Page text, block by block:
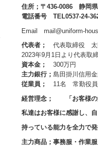
住所；〒436-0086 静岡
電話番号 TEL0537-24-
Email mail@uniform-
代表者；
代表取締役 太
2023年9月1日より代表取
資本金；
300万円
主力銀行； 島田掛川信用
従業員；
11名 常勤役員
経営理念；
「お客様
私達はお客様に感謝し、自
持っている能力を全力で
主力商品；事務服・作業服